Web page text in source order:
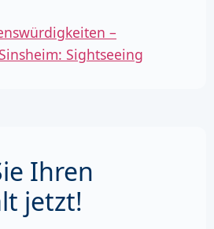
–
Sightseeing
Ihren
jetzt!